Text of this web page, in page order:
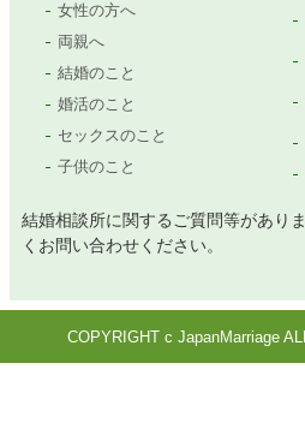
女性の方へ
両親へ
結婚のこと
婚活のこと
セックスのこと
子供のこと
結婚相談所に関するご質問等がありま
くお問い合わせください。
COPYRIGHT c JapanMarriage